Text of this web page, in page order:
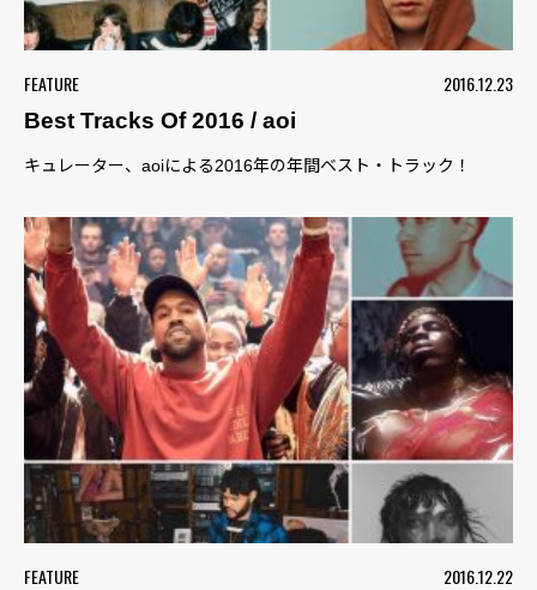
FEATURE
2016.12.23
Best Tracks Of 2016 / aoi
キュレーター、aoiによる2016年の年間ベスト・トラック！
FEATURE
2016.12.22